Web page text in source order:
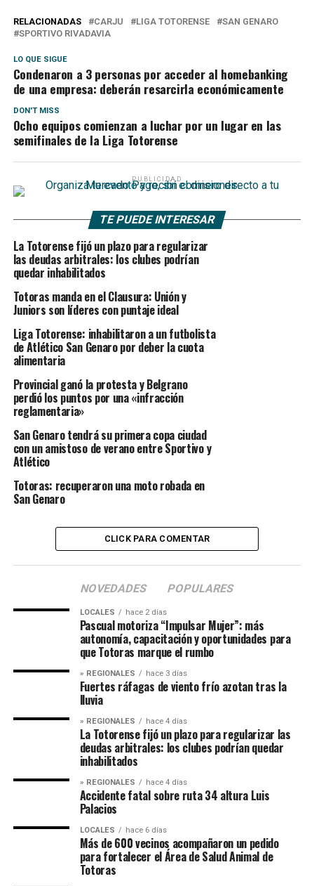
RELACIONADAS CARJU LIGA TOTORENSE
SAN GENARO
SPORTIVO RIVADAVIA
LO QUE SIGUE
Condenaron a 3 personas por acceder al homebanking
de una empresa: deberán resarcirla económicamente
DON'T MISS
Ocho equipos comienzan a luchar por un lugar en las
semifinales de la Liga Totorense
PUBLICIDAD
TE PUEDE INTERESAR
La Totorense fijó un plazo para regularizar
las deudas arbitrales: los clubes podrían
quedar inhabilitados
Totoras manda en el Clausura: Unión y
Juniors son líderes con puntaje ideal
Liga Totorense: inhabilitaron a un futbolista
de Atlético San Genaro por deber la cuota
alimentaria
Provincial ganó la protesta y Belgrano
perdió los puntos por una «infracción
reglamentaria»
San Genaro tendrá su primera copa ciudad
con un amistoso de verano entre Sportivo y
Atlético
Totoras: recuperaron una moto robada en
San Genaro
CLICK PARA COMENTAR
NOVEDADES POPULARES
LOCALES hace 2 días
Pascual motoriza “Impulsar Mujer”: más
autonomía, capacitación y oportunidades para
que Totoras marque el rumbo
» REGIONALES hace 3 días
Fuertes ráfagas de viento frío azotan tras la
lluvia
» REGIONALES hace 4 días
La Totorense fijó un plazo para regularizar las
deudas arbitrales: los clubes podrían quedar
inhabilitados
» REGIONALES hace 4 días
Accidente fatal sobre ruta 34 altura Luis
Palacios
LOCALES hace 6 días
Más de 600 vecinos acompañaron un pedido
para fortalecer el Área de Salud Animal de
Totoras